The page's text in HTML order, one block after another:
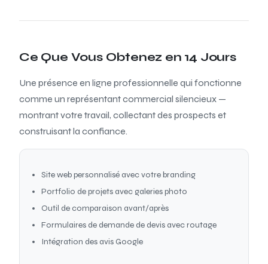
Ce Que Vous Obtenez en 14 Jours
Une présence en ligne professionnelle qui fonctionne
comme un représentant commercial silencieux —
montrant votre travail, collectant des prospects et
construisant la confiance.
Site web personnalisé avec votre branding
Portfolio de projets avec galeries photo
Outil de comparaison avant/après
Formulaires de demande de devis avec routage
Intégration des avis Google